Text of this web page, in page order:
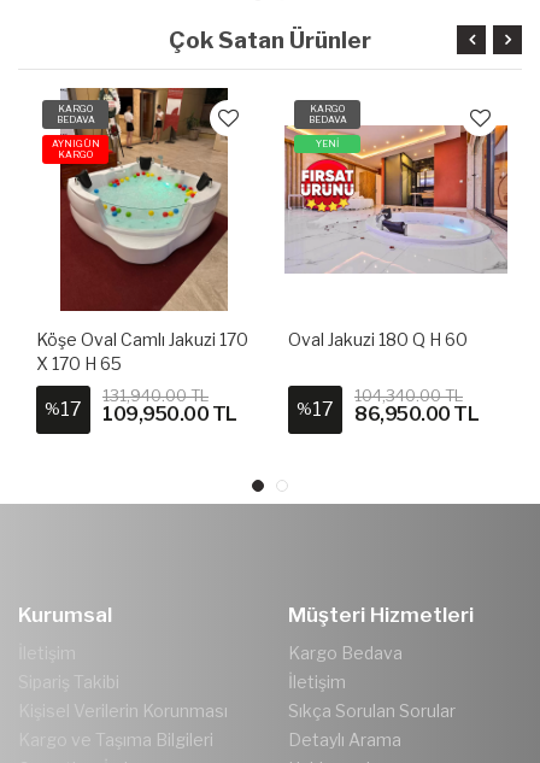
Çok Satan Ürünler
KARGO
BEDAVA
AYNIGÜN
KARGO
Köşe Oval Camlı Jakuzi 170
X 170 H 65
%17
131,940.00 TL
109,950.00 TL
KARGO
BEDAVA
YENİ
Oval Jakuzi 180 Q H 60
%17
104,340.00 TL
86,950.00 TL
Kurumsal
İletişim
Sipariş Takibi
Kişisel Verilerin Korunması
Kargo ve Taşıma Bilgileri
Müşteri Hizmetleri
Kargo Bedava
İletişim
Sıkça Sorulan Sorular
Detaylı Arama